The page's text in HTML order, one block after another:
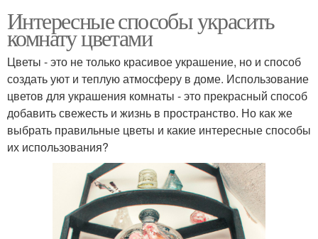
Интересные способы украсить
комнату цветами
Цветы - это не только красивое украшение, но и способ
создать уют и теплую атмосферу в доме. Использование
цветов для украшения комнаты - это прекрасный способ
добавить свежесть и жизнь в пространство. Но как же
выбрать правильные цветы и какие интересные способы
их использования?